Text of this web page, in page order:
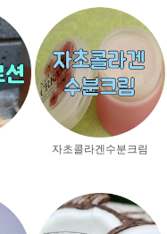
자초콜라겐수분크림